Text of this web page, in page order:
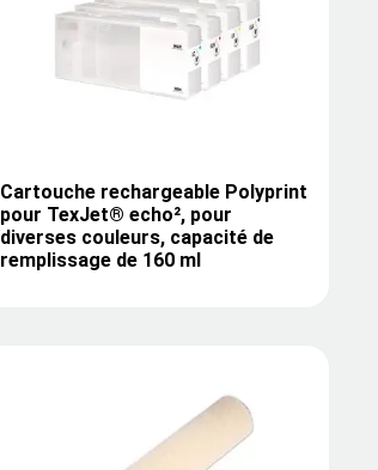
Cartouche rechargeable Polyprint
pour TexJet® echo², pour
diverses couleurs, capacité de
remplissage de 160 ml